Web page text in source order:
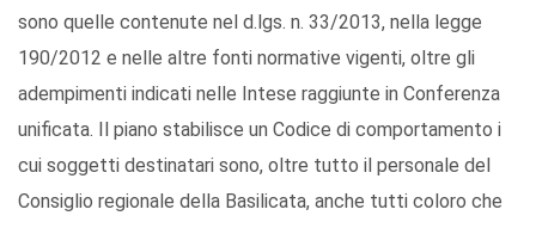
sono quelle contenute nel d.lgs. n. 33/2013, nella legge
190/2012 e nelle altre fonti normative vigenti, oltre gli
adempimenti indicati nelle Intese raggiunte in Conferenza
unificata. Il piano stabilisce un Codice di comportamento i
cui soggetti destinatari sono, oltre tutto il personale del
Consiglio regionale della Basilicata, anche tutti coloro che